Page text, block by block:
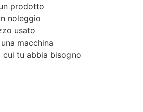
prodotto
noleggio
usato
macchina
cui tu abbia bisogno